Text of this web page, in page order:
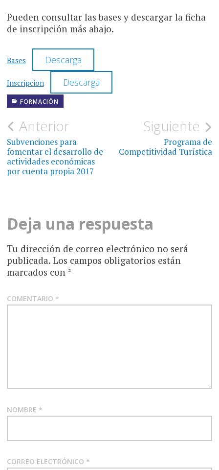
Pueden consultar las bases y descargar la ficha
de inscripción más abajo.
Bases Descarga
Inscripcion Descarga
FORMACIÓN
Navegación
de
entradas
Anterior
Subvenciones para
fomentar el desarrollo de
actividades económicas
por cuenta propia 2017
Siguiente
Programa de
Competitividad Turística
Deja una respuesta
Tu dirección de correo electrónico no será
publicada. Los campos obligatorios están
marcados con *
COMENTARIO *
NOMBRE *
CORREO ELECTRÓNICO *